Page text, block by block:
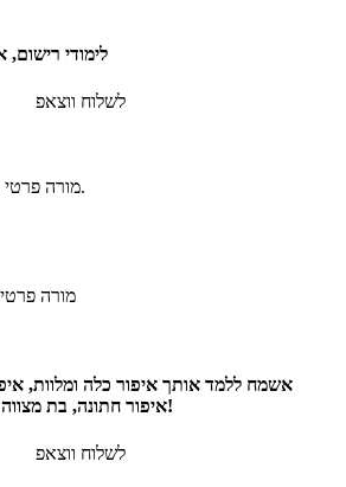
לימודי רישום,
לשלוח ווצאפ
מורה
אשמח ללמד אותך איפור כלה ומלוות,
איפור חתונה, בת מצווה ואירועים משמחים ועוד!
לשלוח ווצאפ